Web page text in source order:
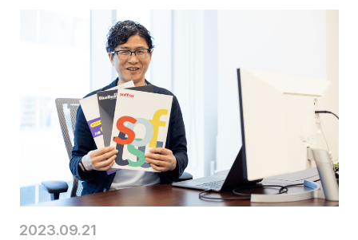
2023.09.21